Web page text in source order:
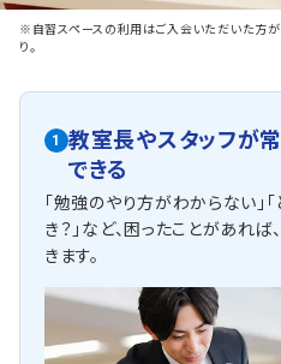
※自習スペースの利用はご入会いただいた方
り。
1
教室長やスタッフが
できる
「勉強のやり方がわからない」
き？」など、困ったことがあれ
きます。